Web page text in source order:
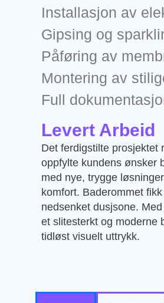
Installasjon av
Gipsing og
Påføring av
Montering av
Full
Levert Arbeid
Det ferdigstilte prosjektet
oppfylte kundens ønsker
med nye, trygge
komfort. Baderommet
nedsenket dusjsone.
et slitesterkt og moderne
tidløst visuelt uttrykk.